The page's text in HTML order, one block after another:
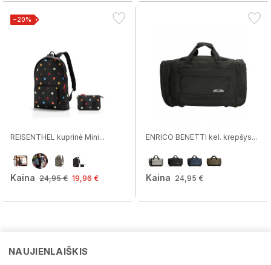
−20%
REISENTHEL kuprinė Mini...
Kaina 24,95 € 19,96 €
ENRICO BENETTI kel. krepšys...
Kaina 24,95 €
NAUJIENLAIŠKIS